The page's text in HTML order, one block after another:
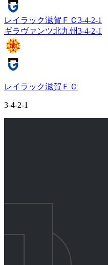
レイラック滋賀ＦＣ 3-4-2-1
ギラヴァンツ北九州3-4-2-1
レイラック滋賀ＦＣ
3-4-2-1